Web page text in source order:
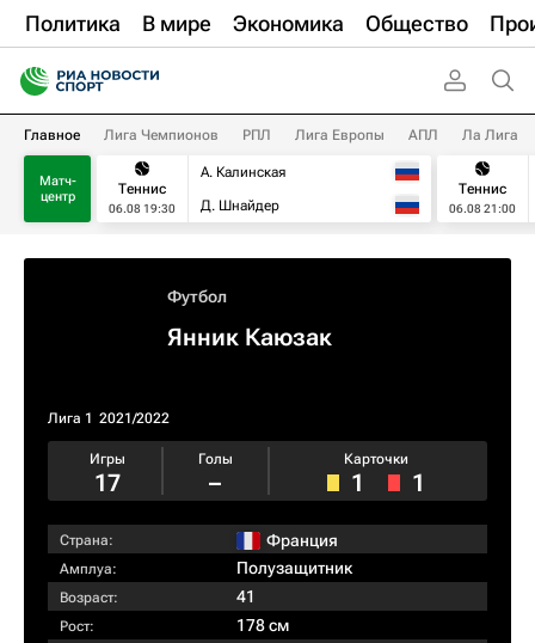
Политика В мире Экономика Общество
Главное Лига Чемпионов РПЛ Лига Европы АПЛ Ла Лига
Матч-
центр
Теннис
06.08 19:30
А. Калинская
Д. Шнайдер
Теннис
06.08 21:00
Футбол
Янник Каюзак
Лига 1 2021/2022
Игры
17
Голы
–
Карточки
1 1
Страна: Франция
Амплуа: Полузащитник
Возраст: 41
Рост: 178 см